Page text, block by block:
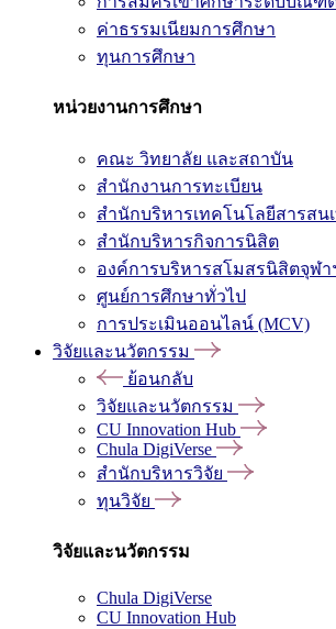
ค่าธรรมเนียมการศึกษา
ทุนการศึกษา
หน่วยงานการศึกษา
คณะ วิทยาลัย และสถาบัน
สำนักงานการทะเบียน
สำนักบริหารเทคโนโลยีสารสน
สำนักบริหารกิจการนิสิต
องค์การบริหารสโมสรนิสิตจุฬา
ศูนย์การศึกษาทั่วไป
การประเมินออนไลน์ (MCV)
วิจัยและนวัตกรรม
ย้อนกลับ
วิจัยและนวัตกรรม
CU Innovation Hub
Chula DigiVerse
สำนักบริหารวิจัย
ทุนวิจัย
วิจัยและนวัตกรรม
Chula DigiVerse
CU Innovation Hub